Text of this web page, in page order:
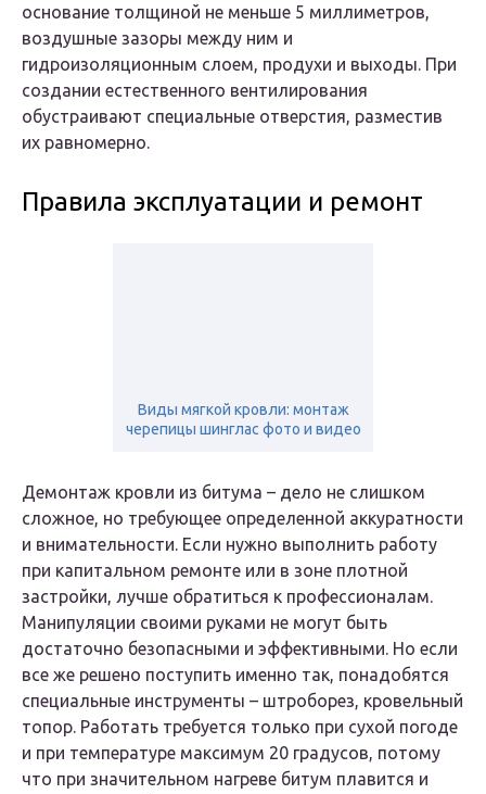
основание толщиной не меньше 5 миллиметров,
воздушные зазоры между ним и
гидроизоляционным слоем, продухи и выходы. При
создании естественного вентилирования
обустраивают специальные отверстия, разместив
их равномерно.
Правила эксплуатации и ремонт
Виды мягкой кровли: монтаж
черепицы шинглас фото и видео
Демонтаж кровли из битума – дело не слишком
сложное, но требующее определенной аккуратности
и внимательности. Если нужно выполнить работу
при капитальном ремонте или в зоне плотной
застройки, лучше обратиться к профессионалам.
Манипуляции своими руками не могут быть
достаточно безопасными и эффективными. Но если
все же решено поступить именно так, понадобятся
специальные инструменты – штроборез, кровельный
топор. Работать требуется только при сухой погоде
и при температуре максимум 20 градусов, потому
что при значительном нагреве битум плавится и